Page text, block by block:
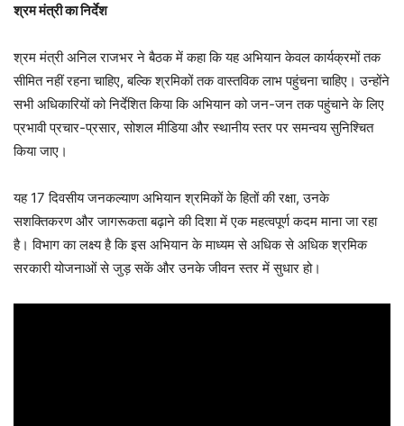
श्रम मंत्री का निर्देश
श्रम मंत्री अनिल राजभर ने बैठक में कहा कि यह अभियान केवल कार्यक्रमों तक
सीमित नहीं रहना चाहिए, बल्कि श्रमिकों तक वास्तविक लाभ पहुंचना चाहिए। उन्होंने
सभी अधिकारियों को निर्देशित किया कि अभियान को जन-जन तक पहुंचाने के लिए
प्रभावी प्रचार-प्रसार, सोशल मीडिया और स्थानीय स्तर पर समन्वय सुनिश्चित
किया जाए।
यह 17 दिवसीय जनकल्याण अभियान श्रमिकों के हितों की रक्षा, उनके
सशक्तिकरण और जागरूकता बढ़ाने की दिशा में एक महत्वपूर्ण कदम माना जा रहा
है। विभाग का लक्ष्य है कि इस अभियान के माध्यम से अधिक से अधिक श्रमिक
सरकारी योजनाओं से जुड़ सकें और उनके जीवन स्तर में सुधार हो।